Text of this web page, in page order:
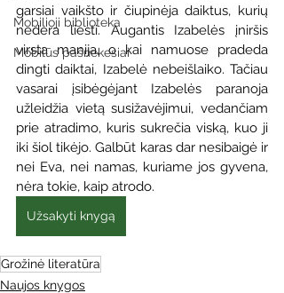
Mobilioji biblioteka
Mobilūs pašnekesiai
garsiai vaikšto ir čiupinėja daiktus, kurių
nedera liesti. Augantis Izabelės įniršis
virsta manija, o kai namuose pradeda
dingti daiktai, Izabelė nebeišlaiko. Tačiau
vasarai įsibėgėjant Izabelės paranoja
užleidžia vietą susižavėjimui, vedančiam
prie atradimo, kuris sukrečia viską, kuo ji
iki šiol tikėjo. Galbūt karas dar nesibaigė ir
nei Eva, nei namas, kuriame jos gyvena,
nėra tokie, kaip atrodo.
Užsakyti knygą
Grožinė literatūra
Naujos knygos